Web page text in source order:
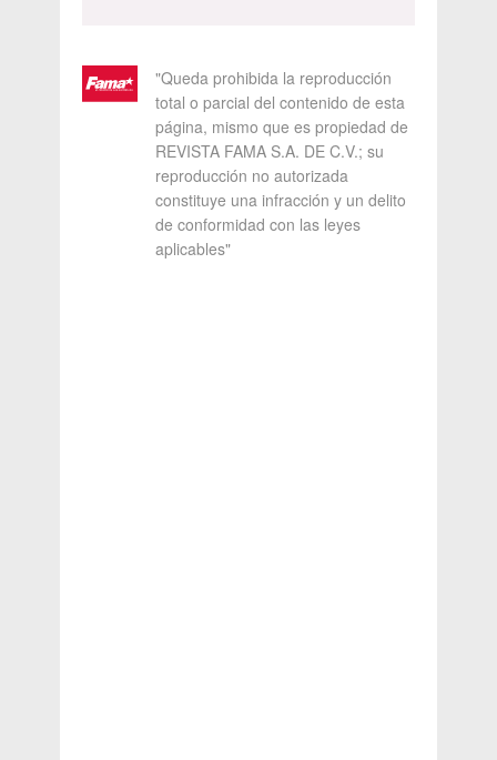
"Queda prohibida la reproducción
total o parcial del contenido de esta
página, mismo que es propiedad de
REVISTA FAMA S.A. DE C.V.; su
reproducción no autorizada
constituye una infracción y un delito
de conformidad con las leyes
aplicables"